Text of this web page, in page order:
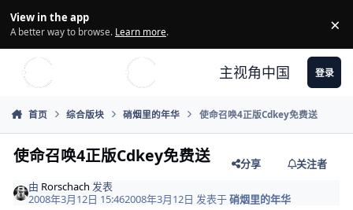
View in the app
A better way to browse. Learn more. ×
主视角中国 登录
首页 综合版块 硝烟里的年华 使命召唤4正版Cdkey免费送
使命召唤4正版Cdkey免费送 分享
关注者
由 Rorschach 发表
2008年3月12日 15:462008年3月12日 发表于硝烟里的年华